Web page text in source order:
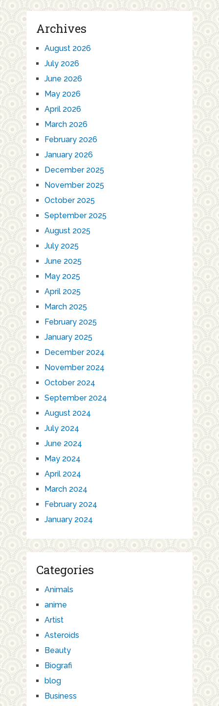
Archives
August 2026
July 2026
June 2026
May 2026
April 2026
March 2026
February 2026
January 2026
December 2025
November 2025
October 2025
September 2025
August 2025
July 2025
June 2025
May 2025
April 2025
March 2025
February 2025
January 2025
December 2024
November 2024
October 2024
September 2024
August 2024
July 2024
June 2024
May 2024
April 2024
March 2024
February 2024
January 2024
Categories
Animals
anime
Artist
Asteroids
Beauty
Biografi
blog
Business